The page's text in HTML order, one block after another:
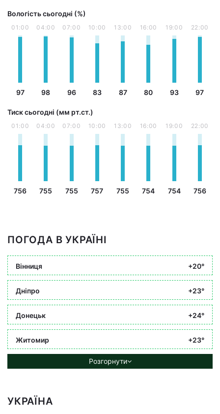
Вологість сьогодні (%)
01:00
97
04:00
98
07:00
96
10:00
83
13:00
87
16:00
80
19:00
93
22:00
97
Тиск сьогодні (мм рт.ст.)
01:00
756
04:00
755
07:00
755
10:00
757
13:00
755
16:00
754
19:00
754
22:00
756
ПОГОДА В УКРАЇНІ
Вінниця +20°
Дніпро +23°
Донецьк +24°
Житомир +23°
Розгорнути
УКРАЇНА